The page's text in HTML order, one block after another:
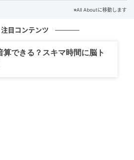
）
りますね。今回は、空間の広が
※All Aboutに移動します
注目コンテンツ
算できる？スキマ時間に脳ト